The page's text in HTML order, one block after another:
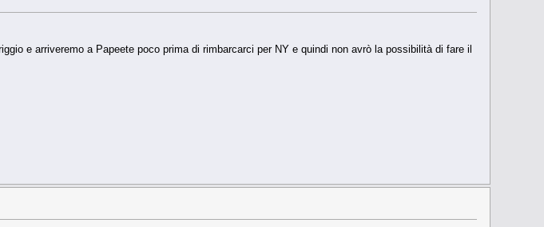
e arriveremo a Papeete poco prima di rimbarcarci per NY e quindi non avrò la possibilità di fare il